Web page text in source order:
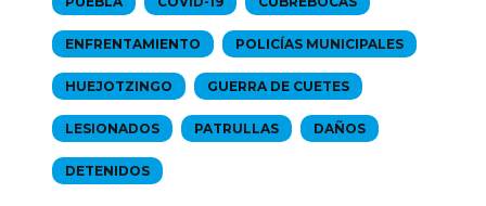
ENFRENTAMIENTO POLICÍAS MUNICIPALES
HUEJOTZINGO GUERRA DE CUETES
LESIONADOS PATRULLAS DAÑOS
DETENIDOS